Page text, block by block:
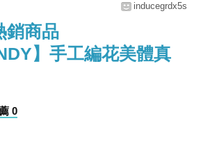
inducegrdx5s
銷商品
】手工編花美體真
0